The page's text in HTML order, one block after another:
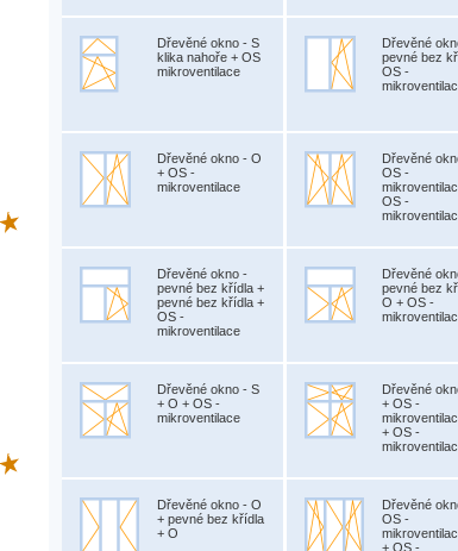
Dřevěné okno - S
klika nahoře + OS
mikroventilace
Dřevěné
pevné bez
OS -
Dřevěné okno - O
+ OS -
mikroventilace
Dřevěné
OS -
OS -
Dřevěné okno -
pevné bez křídla +
pevné bez křídla +
OS -
mikroventilace
Dřevěné
pevné bez
O + OS -
Dřevěné okno - S
+ O + OS -
mikroventilace
Dřevěné
+ OS -
+ OS -
Dřevěné okno - O
+ pevné bez křídla
+ O
Dřevěné
OS -
+ OS -